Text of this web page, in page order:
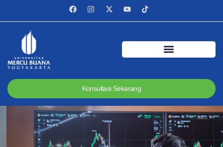
Konsultasi Sekarang